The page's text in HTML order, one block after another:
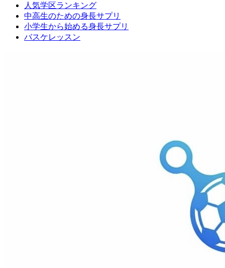
人気学区ランキング
中高生のための身長サプリ
小学生から始める身長サプリ
バスケレッスン